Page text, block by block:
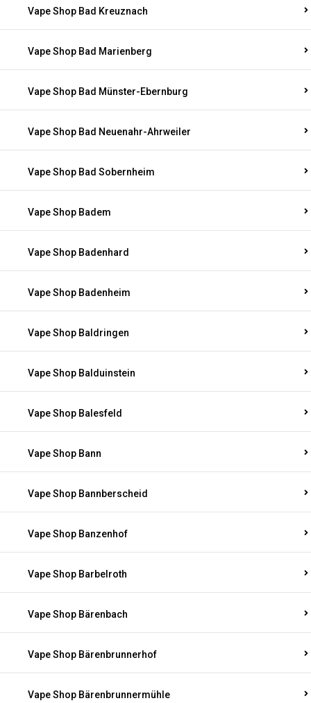
Vape Shop Bad Kreuznach
Vape Shop Bad Marienberg
Vape Shop Bad Münster-Ebernburg
Vape Shop Bad Neuenahr-Ahrweiler
Vape Shop Bad Sobernheim
Vape Shop Badem
Vape Shop Badenhard
Vape Shop Badenheim
Vape Shop Baldringen
Vape Shop Balduinstein
Vape Shop Balesfeld
Vape Shop Bann
Vape Shop Bannberscheid
Vape Shop Banzenhof
Vape Shop Barbelroth
Vape Shop Bärenbach
Vape Shop Bärenbrunnerhof
Vape Shop Bärenbrunnermühle